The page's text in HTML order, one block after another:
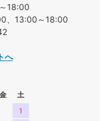
18:00
、13:00～18:00
へ
金
土
1